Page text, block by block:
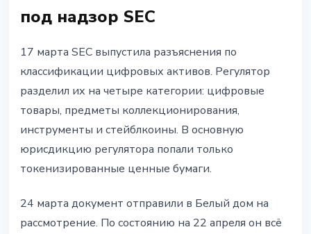
под надзор SEC
17 марта SEC выпустила разъяснения по
классификации цифровых активов. Регулятор
разделил их на четыре категории: цифровые
товары, предметы коллекционирования,
инструменты и стейблкоины. В основную
юрисдикцию регулятора попали только
токенизированные ценные бумаги.
24 марта документ отправили в Белый дом на
рассмотрение. По состоянию на 22 апреля он всё